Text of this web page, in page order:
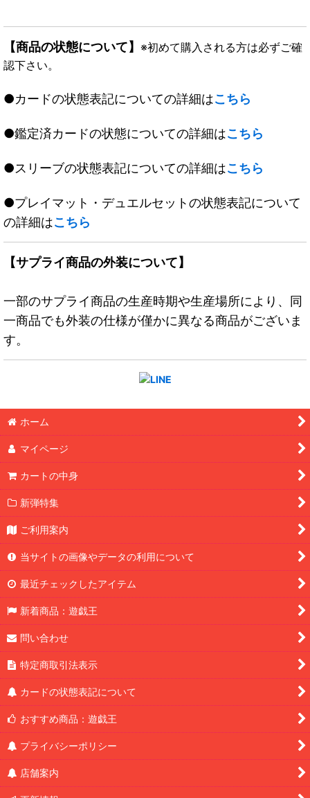
【商品の状態について】 ※初めて購入される方は必ずご確
認下さい。
●カードの状態表記についての詳細はこちら
●鑑定済カードの状態についての詳細はこちら
●スリーブの状態表記についての詳細はこちら
●プレイマット・デュエルセットの状態表記について
の詳細はこちら
【サプライ商品の外装について】
一部のサプライ商品の生産時期や生産場所により、同
一商品でも外装の仕様が僅かに異なる商品がございま
す。
ホーム
マイページ
カートの中身
新弾特集
ご利用案内
当サイトの画像やデータの利用について
最近チェックしたアイテム
新着商品：遊戯王
問い合わせ
特定商取引法表示
カードの状態表記について
おすすめ商品：遊戯王
プライバシーポリシー
店舗案内